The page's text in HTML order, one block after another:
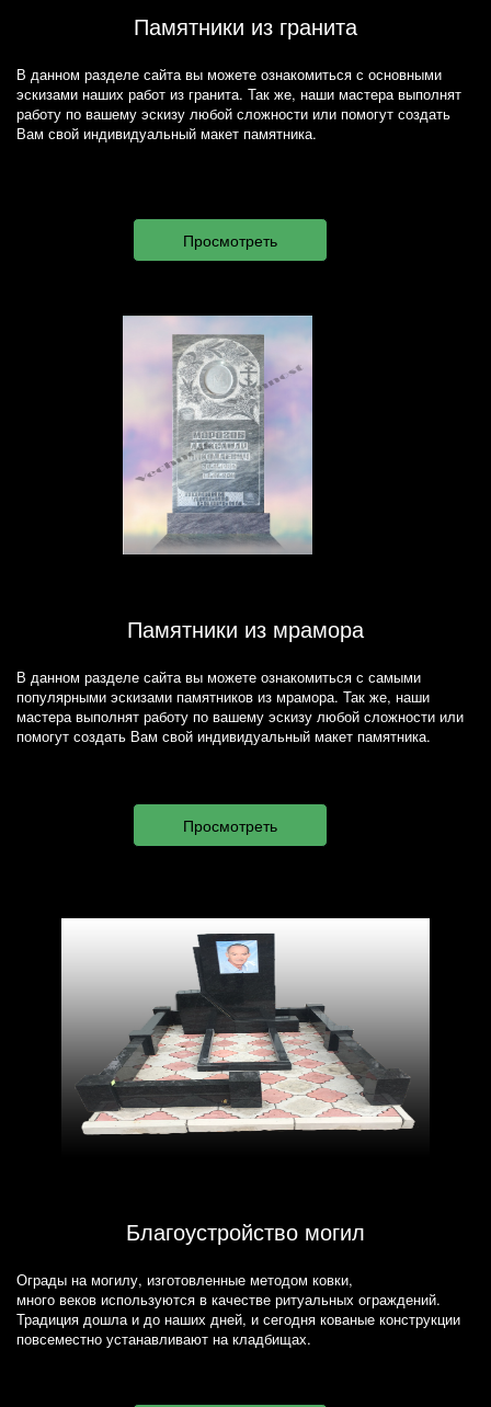
Памятники из гранита
В данном разделе сайта вы можете ознакомиться с основными
эскизами наших работ из гранита. Так же, наши мастера выполнят
работу по вашему эскизу любой сложности или помогут создать
Вам свой индивидуальный макет памятника.
Памятники из мрамора
В данном разделе сайта вы можете ознакомиться с самыми
популярными эскизами памятников из мрамора. Так же, наши
мастера выполнят работу по вашему эскизу любой сложности или
помогут создать Вам свой индивидуальный макет памятника.
Благоустройство могил
Ограды на могилу, изготовленные методом ковки,
много веков используются в качестве ритуальных ограждений.
Традиция дошла и до наших дней, и сегодня кованые конструкции
повсеместно устанавливают на кладбищах.